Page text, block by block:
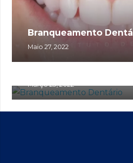
Branqueamento
Maio 27, 2022
Março 23, 2022